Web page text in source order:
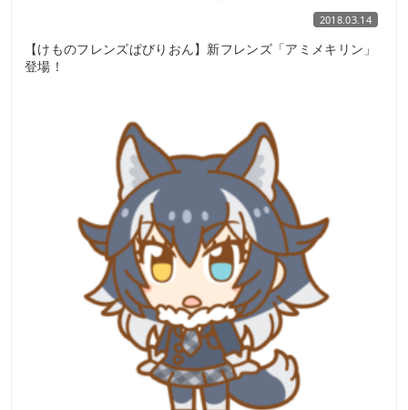
2018.03.14
【けものフレンズぱびりおん】新フレンズ「アミメキリン」
登場！